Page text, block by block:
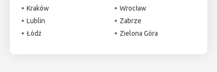
Kraków
Lublin
Łódź
Wrocław
Zabrze
Zielona Góra